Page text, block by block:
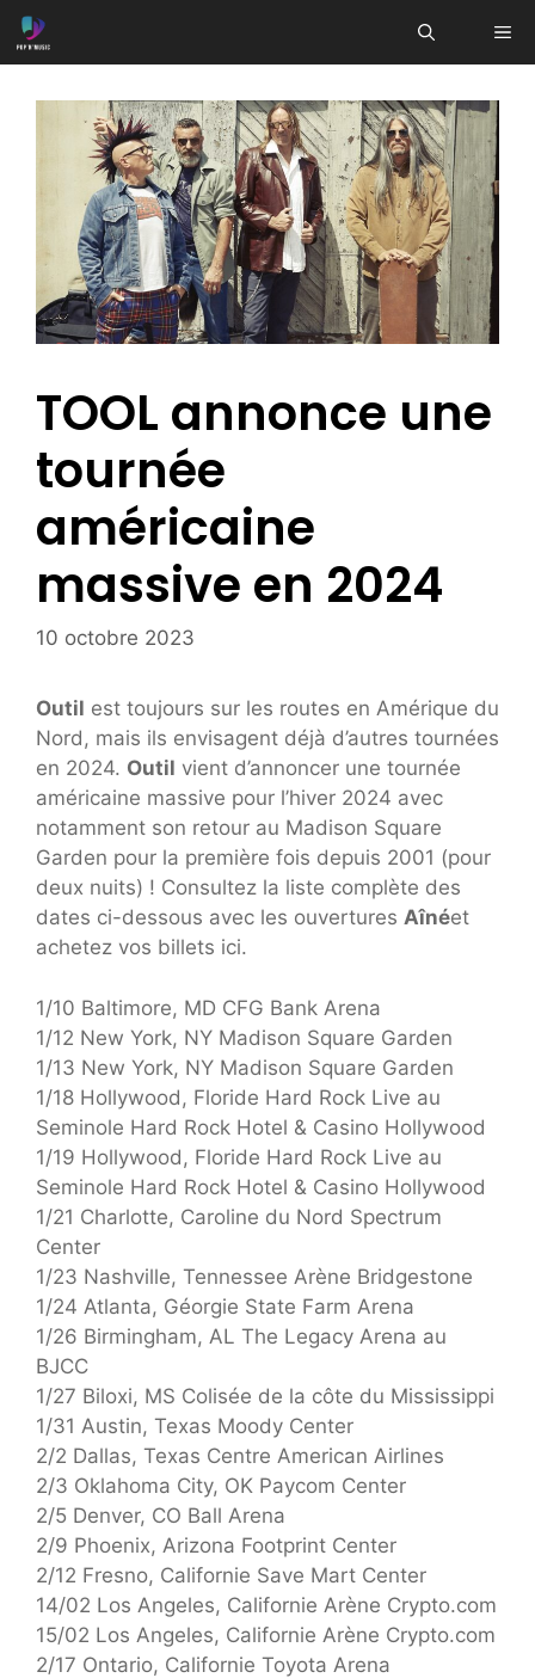
Aller
au
TOOL annonce une
tournée
américaine
massive en 2024
10 octobre 2023
Outil est toujours sur les routes en Amérique du
Nord, mais ils envisagent déjà d’autres tournées
en 2024. Outil vient d’annoncer une tournée
américaine massive pour l’hiver 2024 avec
notamment son retour au Madison Square
Garden pour la première fois depuis 2001 (pour
deux nuits) ! Consultez la liste complète des
dates ci-dessous avec les ouvertures Aînéet
achetez vos billets ici.
1/10 Baltimore, MD CFG Bank Arena
1/12 New York, NY Madison Square Garden
1/13 New York, NY Madison Square Garden
1/18 Hollywood, Floride Hard Rock Live au
Seminole Hard Rock Hotel & Casino Hollywood
1/19 Hollywood, Floride Hard Rock Live au
Seminole Hard Rock Hotel & Casino Hollywood
1/21 Charlotte, Caroline du Nord Spectrum
Center
1/23 Nashville, Tennessee Arène Bridgestone
1/24 Atlanta, Géorgie State Farm Arena
1/26 Birmingham, AL The Legacy Arena au
BJCC
1/27 Biloxi, MS Colisée de la côte du Mississippi
1/31 Austin, Texas Moody Center
2/2 Dallas, Texas Centre American Airlines
2/3 Oklahoma City, OK Paycom Center
2/5 Denver, CO Ball Arena
2/9 Phoenix, Arizona Footprint Center
2/12 Fresno, Californie Save Mart Center
14/02 Los Angeles, Californie Arène Crypto.com
15/02 Los Angeles, Californie Arène Crypto.com
2/17 Ontario, Californie Toyota Arena